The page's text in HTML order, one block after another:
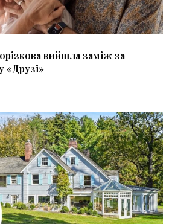
вийшла заміж за
«Друзі»